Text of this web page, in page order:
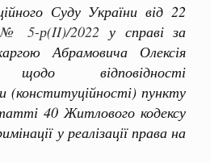
Суду України від 22
5-р(II)/2022 у справі за
Абрамовича Олексія
щодо відповідності
(конституційності) пункту
40 Житлового кодексу
у реалізації права на